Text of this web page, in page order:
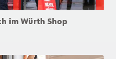
im Würth Shop